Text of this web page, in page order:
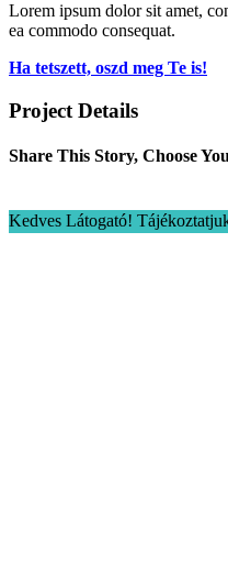
Lorem ipsum dolor sit amet,
ea commodo consequat.
Ha tetszett, oszd meg Te is!
Project Details
Share This Story, Choose
Kedves Látogató!